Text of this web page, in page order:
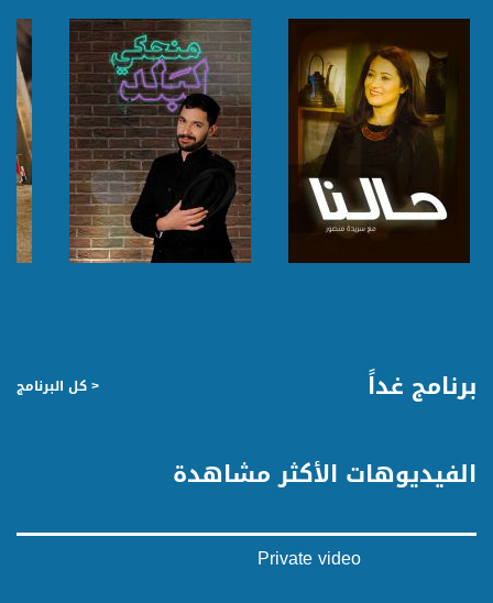
برنامج غداً < كل البرنامج
الفيديوهات الأكثر مشاهدة
Private video